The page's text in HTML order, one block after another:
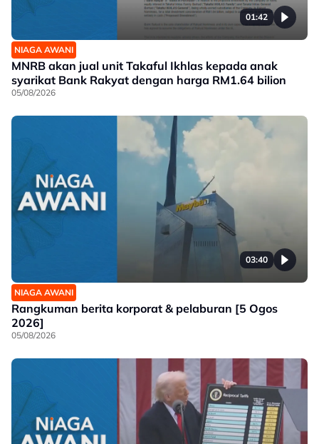
01:42
NIAGA AWANI
MNRB akan jual unit Takaful Ikhlas kepada anak
syarikat Bank Rakyat dengan harga RM1.64 bilion
05/08/2026
03:40
NIAGA AWANI
Rangkuman berita korporat & pelaburan [5 Ogos
2026]
05/08/2026